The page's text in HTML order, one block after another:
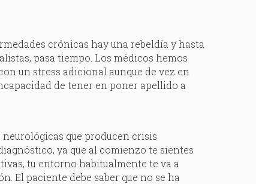
crónicas hay una rebeldía y hasta
pasa tiempo. Los médicos hemos
un stress adicional aunque de vez en
de tener en poner apellido a
que producen crisis
ya que al comienzo te sientes
tu entorno habitualmente te va a
El paciente debe saber que no se ha